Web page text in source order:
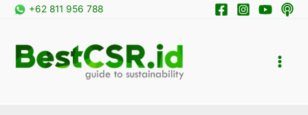
Skip
+62 811 956 788